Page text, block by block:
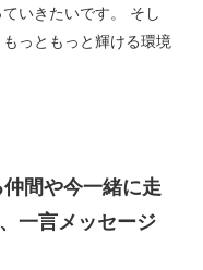
いきたいです。 そし
っともっと輝ける環境
間や今一緒に走
一言メッセージ